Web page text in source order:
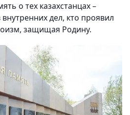
о тех казахстанцах –
дел, кто проявил
защищая Родину.